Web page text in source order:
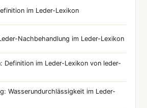
im Leder-Lexikon
Nachbehandlung im Leder-Lexikon
Definition im Leder-Lexikon von leder-
Wasserundurchlässigkeit im Leder-